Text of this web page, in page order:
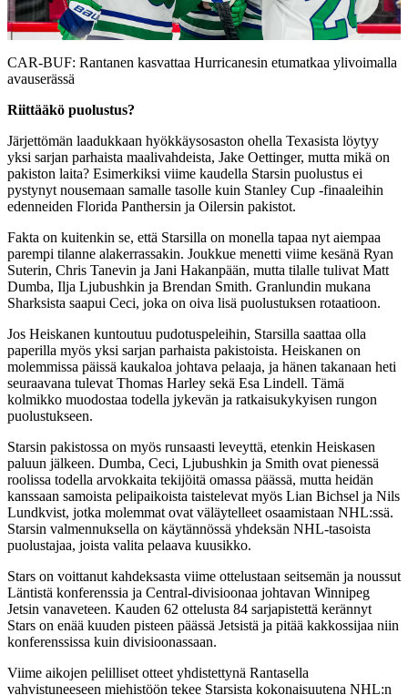
Video
CAR-BUF: Rantanen kasvattaa Hurricanesin etumatkaa ylivoimalla
avauserässä
Riittääkö puolustus?
Järjettömän laadukkaan hyökkäysosaston ohella Texasista löytyy
yksi sarjan parhaista maalivahdeista, Jake Oettinger, mutta mikä on
pakiston laita? Esimerkiksi viime kaudella Starsin puolustus ei
pystynyt nousemaan samalle tasolle kuin Stanley Cup -finaaleihin
edenneiden Florida Panthersin ja Oilersin pakistot.
Fakta on kuitenkin se, että Starsilla on monella tapaa nyt aiempaa
parempi tilanne alakerrassakin. Joukkue menetti viime kesänä Ryan
Suterin, Chris Tanevin ja Jani Hakanpään, mutta tilalle tulivat Matt
Dumba, Ilja Ljubushkin ja Brendan Smith. Granlundin mukana
Sharksista saapui Ceci, joka on oiva lisä puolustuksen rotaatioon.
Jos Heiskanen kuntoutuu pudotuspeleihin, Starsilla saattaa olla
paperilla myös yksi sarjan parhaista pakistoista. Heiskanen on
molemmissa päissä kaukaloa johtava pelaaja, ja hänen takanaan heti
seuraavana tulevat Thomas Harley sekä Esa Lindell. Tämä
kolmikko muodostaa todella jykevän ja ratkaisukykyisen rungon
puolustukseen.
Starsin pakistossa on myös runsaasti leveyttä, etenkin Heiskasen
paluun jälkeen. Dumba, Ceci, Ljubushkin ja Smith ovat pienessä
roolissa todella arvokkaita tekijöitä omassa päässä, mutta heidän
kanssaan samoista pelipaikoista taistelevat myös Lian Bichsel ja Nils
Lundkvist, jotka molemmat ovat väläytelleet osaamistaan NHL:ssä.
Starsin valmennuksella on käytännössä yhdeksän NHL-tasoista
puolustajaa, joista valita pelaava kuusikko.
Stars on voittanut kahdeksasta viime ottelustaan seitsemän ja noussut
Läntistä konferenssia ja Central-divisioonaa johtavan Winnipeg
Jetsin vanaveteen. Kauden 62 ottelusta 84 sarjapistettä kerännyt
Stars on enää kuuden pisteen päässä Jetsistä ja pitää kakkossijaa niin
konferenssissa kuin divisioonassaan.
Viime aikojen pelilliset otteet yhdistettynä Rantasella
vahvistuneeseen miehistöön tekee Starsista kokonaisuutena NHL:n